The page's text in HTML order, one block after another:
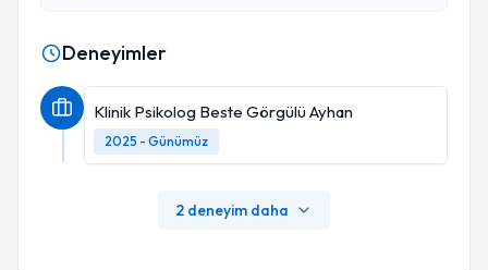
Deneyimler
Klinik Psikolog Beste Görgülü Ayhan
2025 - Günümüz
2 deneyim daha